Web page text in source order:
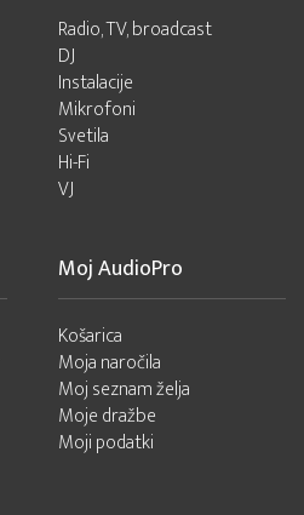
Radio, TV, broadcast
DJ
Instalacije
Mikrofoni
Svetila
Hi-Fi
VJ
Moj AudioPro
Košarica
Moja naročila
Moj seznam želja
Moje dražbe
Moji podatki